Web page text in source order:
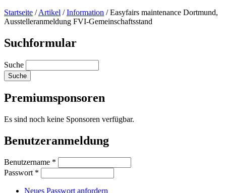
Startseite /Artikel /Information /Easyfairs maintenance Dortmund,
Ausstelleranmeldung FVI-Gemeinschaftsstand
Suchformular
Suche
Premiumsponsoren
Es sind noch keine Sponsoren verfügbar.
Benutzeranmeldung
Benutzername *
Passwort *
Neues Passwort anfordern